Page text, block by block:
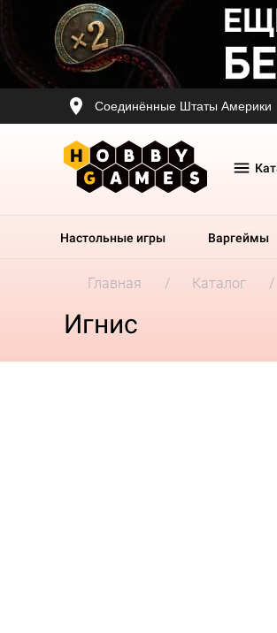
Соединённые Штаты Америки
Настольные игры Варгеймы
Главная Каталог
Игнис